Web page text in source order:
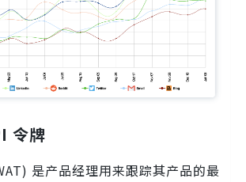
令牌
是产品经理用来跟踪其产品的最